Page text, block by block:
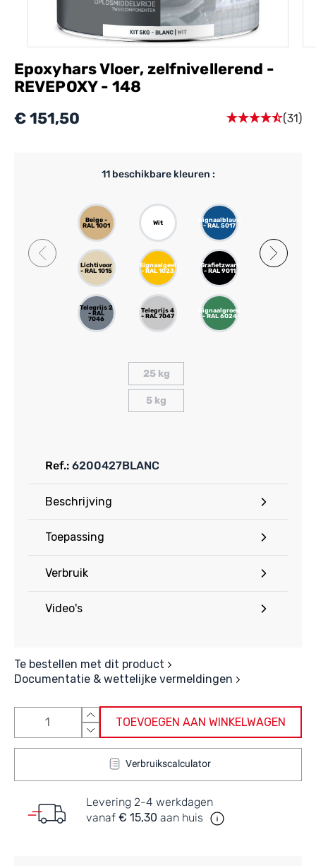
Epoxyhars Vloer, zelfnivellerend -
REVEPOXY - 148
€ 151,50
(31)
Ref.: 6200427BLANC
Beschrijving
Toepassing
Verbruik
Video's
Te bestellen met dit product
Documentatie & wettelijke vermeldingen
25 kg
5 kg
11beschikbare kleuren :
Beige -
RAL 1001
Wit
Signaalblauw
- RAL 5017
Lichtivoor
- RAL 1015
Signaalgeel
- RAL 1023
Grafietzwart
- RAL 9011
Signaalrood
Telegrijs 2
- RAL
7046
Telegrijs 4
- RAL 7047
Signaalgroen
- RAL 6024
TOEVOEGEN AAN WINKELWAGEN
Verbruikscalculator
Levering 2-4 werkdagen
vanaf € 15,30 aan huis